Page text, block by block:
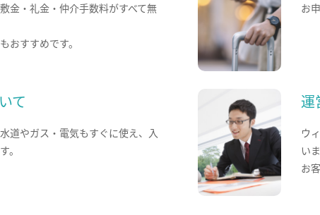
金・礼金・仲介手数料がすべて無
おすすめです。
お
て
道やガス・電気もすぐに使え、入
。
運
ウ
い
お